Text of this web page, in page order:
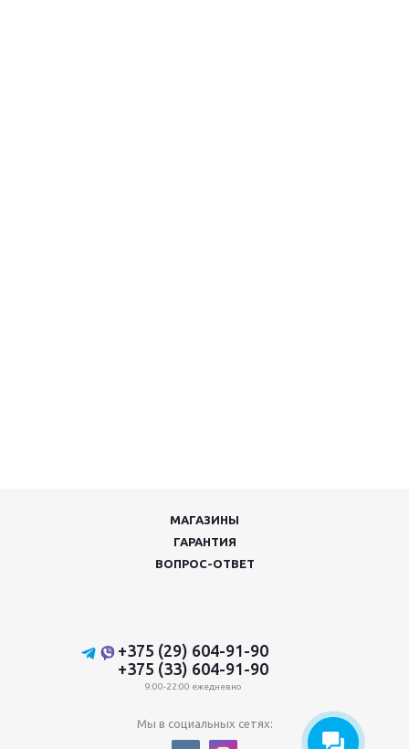
МАГАЗИНЫ
ГАРАНТИЯ
ВОПРОС-ОТВЕТ
+375 (29) 604-91-90
+375 (33) 604-91-90
9:00-22:00 ежедневно
Мы в социальных сетях: